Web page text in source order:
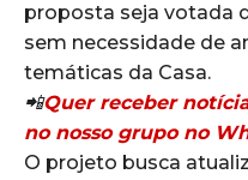
proposta seja votada
sem necessidade de
temáticas da Casa.
📲Quer receber
no nosso grupo no
O projeto busca